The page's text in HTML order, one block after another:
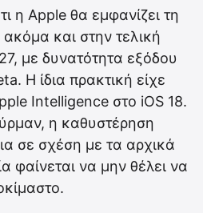
η Apple θα εμφανίζει τη
και στην τελική
με δυνατότητα εξόδου
Η ίδια πρακτική είχε
Intelligence στο iOS 18.
η καθυστέρηση
σε σχέση με τα αρχικά
φαίνεται να μην θέλει να